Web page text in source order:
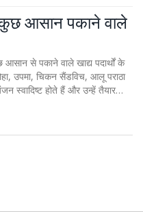
कुछ आसान पकाने वाले
आसान से पकाने वाले खाद्य पदार्थों के
उपमा, चिकन सैंडविच, आलू पराठा
स्वादिष्ट होते हैं और उन्हें तैयार